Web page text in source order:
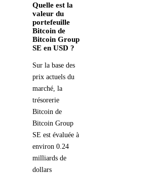
Quelle est la
valeur du
portefeuille
Bitcoin de
Bitcoin Group
SE en USD ?
Sur la base des
prix actuels du
marché, la
trésorerie
Bitcoin de
Bitcoin Group
SE est évaluée à
environ 0.24
milliards de
dollars